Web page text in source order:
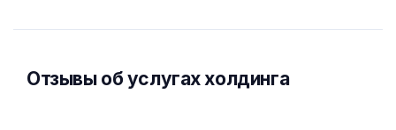
Отзывы об услугах холдинга